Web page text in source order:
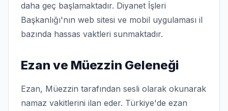
daha geç başlamaktadır. Diyanet İşleri
Başkanlığı'nın web sitesi ve mobil uygulaması il
bazında hassas vaktleri sunmaktadır.
Ezan ve Müezzin Geleneği
Ezan, Müezzin tarafından sesli olarak okunarak
namaz vakitlerini ilan eder. Türkiye'de ezan